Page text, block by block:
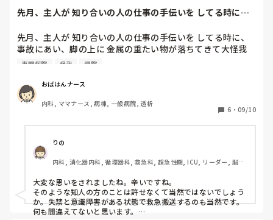
たのは、暴れたその入所者だけのせいでは無い、障害を持っ
た入所者だけが悪いのではない、痛い思いをした入所者がい
て、その方の安全を職員が守れずに事故にあわせてしまった
のにしょうがないと言って職員同士がかばいあってる場合じ
その言い方がキツかったので、私が原因でその介護職員が辞
めたいと言ってると施設長から聞きました。
私が一連の話をして、その方が私が原因で辞めたいのであれ
ば私が辞めます。というと、事実は分かった。と言って少し
話をしてさっていきました。
私は今日まで言われたから言い返したという感覚だったの
で、自分が悪かったと思っていませんでしたが、怒っていた
ので言い方はキツかったと思います。
全体の問題として捉えられていない...と言いますか。
上に書いていらっしゃる茄子さんのように、介護職員の方の言
い方や声の大きさなどを含めて、わからないのでなんともいえ
ない部分はありますが、施設長にし静観します。本来は辞めな
くて良いとは思いますよ、もちろん。正しいことを言っている
三者で、それでもなーさんへやめて欲しいと言うのならば、残
念ですがそれまでのところだったのだと思いますね。
先月、主人が 知り合いの人の仕事の手伝いを してる時に、
先月、主人が 知り合いの人の仕事の手伝いを してる時に、
事故にあい、脚の上に 金属の重たい物が落ちてきて大怪我
を負いました。
帰っていい、との事で 自宅に連れて帰り、車から降りて 玄
関の椅子まで 10歩ほど 旦那を歩かせて移動させたら、尿失
禁と、意識レベル低下になり、深夜だったけど直ぐに救急搬
そんな重傷だったのにも関わらず、旦那に高圧的な言い方で
危険な作業場に連れていって下さった方と、元請けからは、
私が 急変した旦那を救急搬送した事が、間違いだったと言
ってきてるそうです。
でも、あの時、救急搬送せずに ただ見守ってるだけだと、か
えって危険だったと 伝えてもらってるんですが、それでも
未だに、救急搬送は、間違いだった、そっちが怪我したお陰
専門病院 怪我 退院
おばはんナース
内科, ママナース, 病棟, 一般病院, 透析
6 ・ 09/10
りの
内科, 消化器内科, 循環器科, 救急科, 超急性期, ICU, リーダー, 脳神
大変な思いをされましたね。辛いですね。
そのような知人の方のことは許せなくて当然ではないでしょう
か。失禁と意識障害がある状態で救急搬送するのも当然です。
何も間違えてないと思います。